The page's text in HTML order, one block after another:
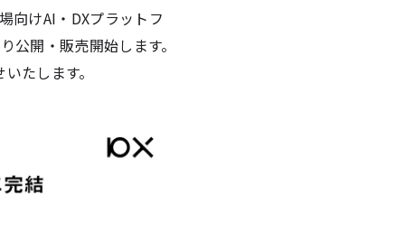
向けAI・DXプラットフ
開・販売開始します。
たします。